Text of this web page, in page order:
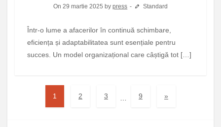
On 29 martie 2025 bypress Standard
Într-o lume a afacerilor în continuă schimbare,
eficiența și adaptabilitatea sunt esențiale pentru
succes. Un model organizațional care câștigă tot […]
1 2 3 9 »